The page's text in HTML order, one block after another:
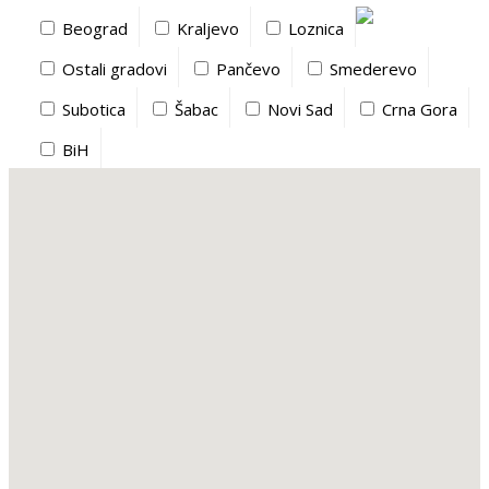
Beograd Kraljevo
Loznica
Ostali gradovi
Pančevo
Smederevo
Subotica
Šabac Novi Sad
Crna Gora
BiH